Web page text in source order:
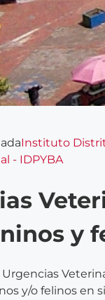
Instituto
- IDPYBA
y
y/o felinos en